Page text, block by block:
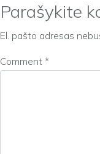
Parašykite
El. pašto adresas
Comment *